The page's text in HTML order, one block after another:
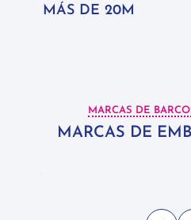
MÁS DE 20M
MARCAS DE
MARCAS DE